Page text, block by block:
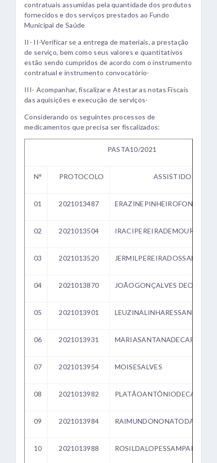
contratuais assumidas pela quantidade dos produtos
fornecidos e dos serviços prestados ao Fundo
Municipal de Saúde
II- II-Verificar se a entrega de materiais, a prestação
de serviço, bem como seus valores e quantitativos
estão sendo cumpridos de acordo com o instrumento
contratual e instrumento convocatório-
III- Acompanhar, fiscalizar e Atestar as notas Fiscais
das aquisições e execução de serviços-
Considerando os seguintes processos de
medicamentos que precisa ser fiscalizados:
PASTA10/2021
N° PROTOCOLO ASSISTIDO
01 2021013487 ERAZINEPINHEIROFONSECA
02 2021013504 IRACIPEREIRADEMOURA
03 2021013520 JERMILPEREIRADOSSANTOS
04 2021013870 JOÃOGONÇALVES
05 2021013901 LEUZINALINHARESSANTANA
06 2021013931
07 2021013954 MOISESALVES
08 2021013982
09 2021013984
10 2021013988 ROSILDALOPESSAMPAIO